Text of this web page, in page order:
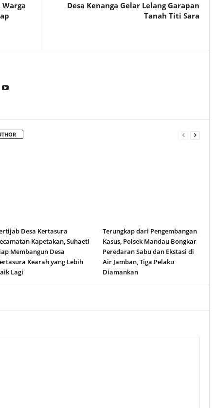
Desa Kenanga Gelar Lelang Garapan
Tanah Titi Sara
Desa Kertasura
Kapetakan, Suhaeti
Membangun Desa
Kearah yang Lebih
Lagi
Terungkap dari Pengembangan
Kasus, Polsek Mandau Bongkar
Peredaran Sabu dan Ekstasi di
Air Jamban, Tiga Pelaku
Diamankan